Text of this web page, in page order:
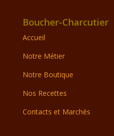
Boucher-Charcutier
Accueil
Notre Métier
Notre Boutique
Nos Recettes
Contacts et Marchés